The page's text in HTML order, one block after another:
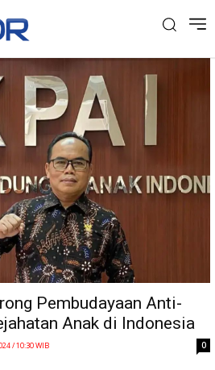
Pembudayaan Anti-
Anak di Indonesia
/ 10:30 WIB 0